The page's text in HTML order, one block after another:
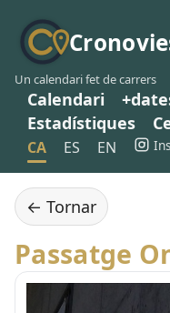
Un calendari fet de carrers
Calendari
Estadístiques
CA ES EN
← Tornar
Passatge